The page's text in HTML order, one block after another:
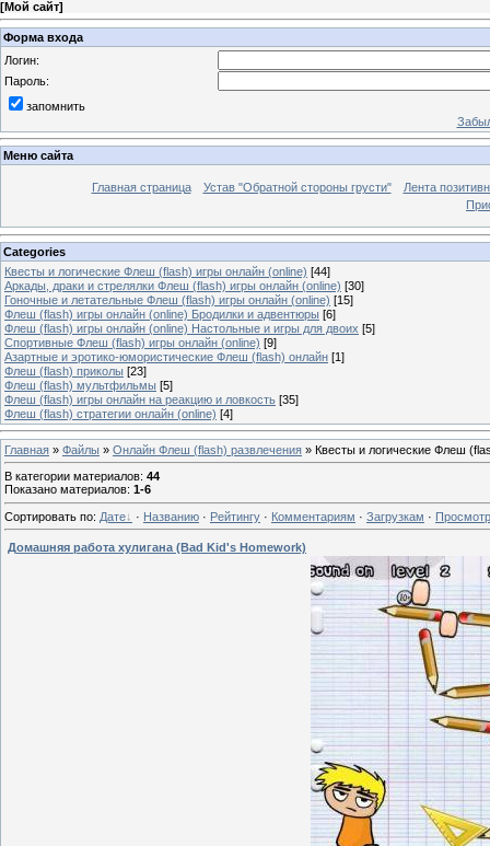
[Мой сайт]
Форма входа
Логин:
Пароль:
запомнить
Меню сайта
Главная страница Устав "Обратной стороны грусти"
Лента
Categories
Квесты и логические Флеш (flash) игры онлайн (online) [44]
Аркады, драки и стрелялки Флеш (flash) игры онлайн (online) [30]
Гоночные и летательные Флеш (flash) игры онлайн (online) [15]
Флеш (flash) игры онлайн (online) Бродилки и адвентюры [6]
Флеш (flash) игры онлайн (online) Настольные и игры для двоих [5]
Спортивные Флеш (flash) игры онлайн (online) [9]
Азартные и эротико-юмористические Флеш (flash) онлайн [1]
Флеш (flash) приколы [23]
Флеш (flash) мультфильмы [5]
Флеш (flash) игры онлайн на реакцию и ловкость [35]
Флеш (flash) стратегии онлайн (online) [4]
Главная » Файлы » Онлайн Флеш (flash) развлечения » Квесты и логические Флеш
В категории материалов: 44
Показано материалов: 1-6
Сортировать по: Дате · Названию · Рейтингу · Комментариям · Загрузкам ·
Домашняя работа хулигана (Bad Kid's Homework)